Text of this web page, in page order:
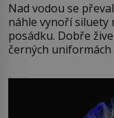
Nad vodou se
náhle vynoří siluety
posádku. Dobře
černých
přízračná scéna
světová válka se